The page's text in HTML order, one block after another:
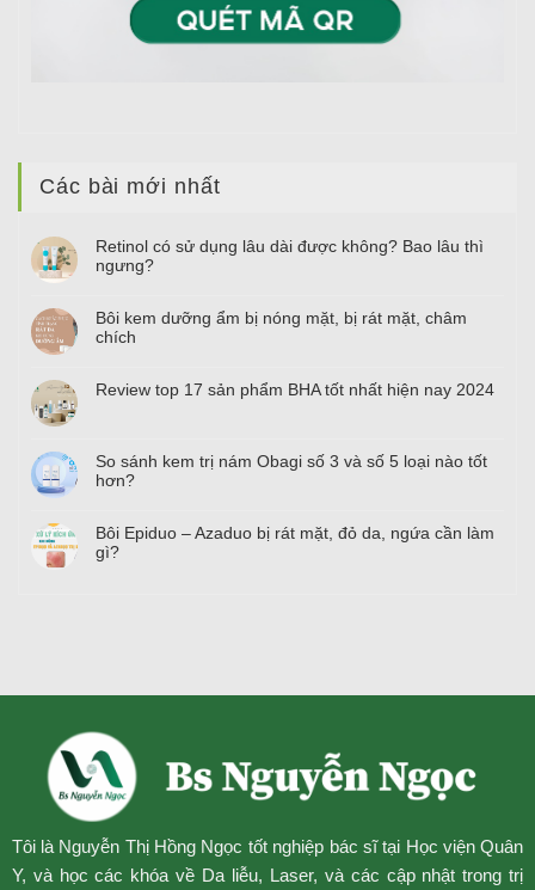
Các bài mới nhất
Retinol có sử dụng lâu dài được không? Bao lâu thì
ngưng?
Bôi kem dưỡng ẩm bị nóng mặt, bị rát mặt, châm
chích
Review top 17 sản phẩm BHA tốt nhất hiện nay 2024
So sánh kem trị nám Obagi số 3 và số 5 loại nào tốt
hơn?
Bôi Epiduo – Azaduo bị rát mặt, đỏ da, ngứa cần làm
gì?
Tôi là Nguyễn Thị Hồng Ngọc tốt nghiệp bác sĩ tại Học viện Quân
Y, và học các khóa về Da liễu, Laser, và các cập nhật trong trị